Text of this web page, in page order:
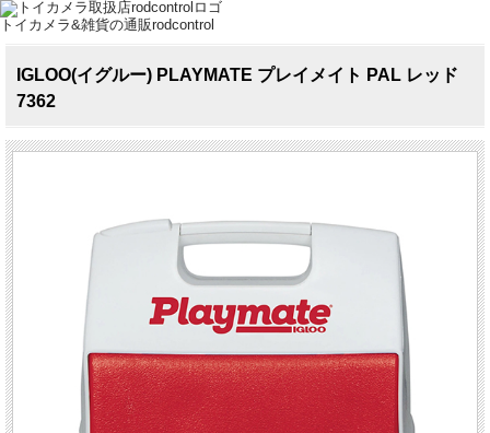
トイカメラ&雑貨の通販rodcontrol
IGLOO(イグルー) PLAYMATE プレイメイト PAL レッド
7362